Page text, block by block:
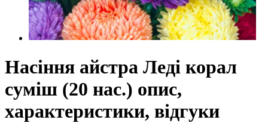
Насіння айстра Леді корал
суміш (20 нас.) опис,
характеристики, відгуки